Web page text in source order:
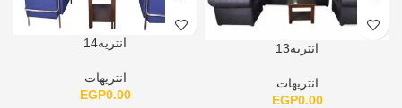
انتريه13
انتريهات
EGP0.00
انتريه14
انتريهات
EGP0.00